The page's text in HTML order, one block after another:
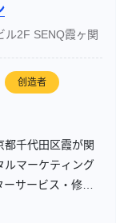
ル2F SENQ霞ヶ関
创造者
千代田区霞が関
ルマーケティング
サービス・修理
、約20年にわた